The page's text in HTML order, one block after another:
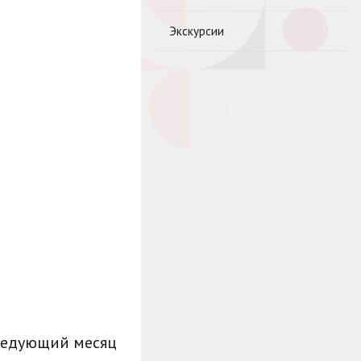
месяц
Экскурсии